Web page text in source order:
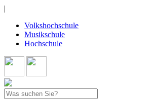
|
Volkshochschule
Musikschule
Hochschule